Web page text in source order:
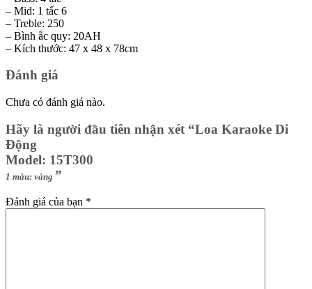
– Mid: 1 tấc 6
– Treble: 250
– Bình ắc quy: 20AH
– Kích thước: 47 x 48 x 78cm
Đánh giá
Chưa có đánh giá nào.
Hãy là người đầu tiên nhận xét “Loa Karaoke Di
Động
Model: 15T300
1 màu: vàng ”
Đánh giá của bạn *